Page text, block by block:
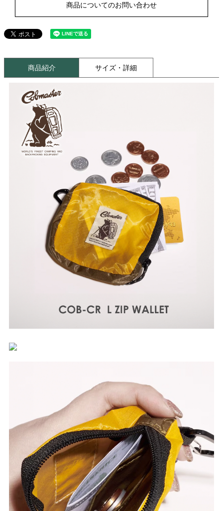
商品についてのお問い合わせ
商品紹介 サイズ・詳細